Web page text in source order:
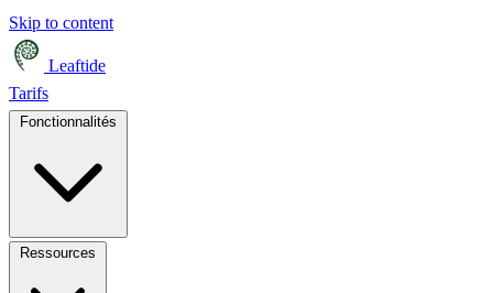
Skip to content
Leaftide
Tarifs